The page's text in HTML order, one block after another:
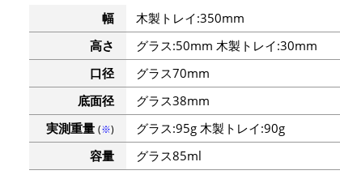
幅
木製トレイ:350mm
高さ
グラス:50mm 木製トレイ:30mm
口径
グラス70mm
底面径
グラス38mm
実測重量 (※)
グラス:95g 木製トレイ:90g
容量
グラス85ml